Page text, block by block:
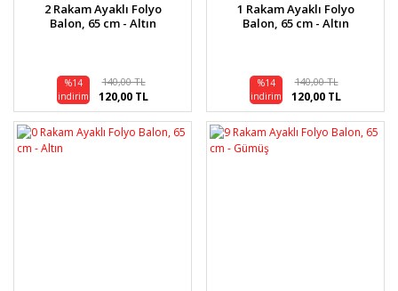
2 Rakam Ayaklı Folyo
Balon, 65 cm - Altın
%14
indirim
140,00 TL
120,00 TL
1 Rakam Ayaklı Folyo
Balon, 65 cm - Altın
%14
indirim
140,00 TL
120,00 TL